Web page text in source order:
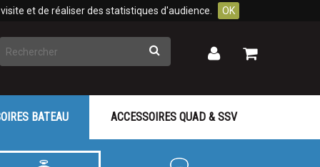
et de réaliser des statistiques d'audience. OK
Rechercher Mon
Mon
BATEAU ACCESSOIRES QUAD & SSV